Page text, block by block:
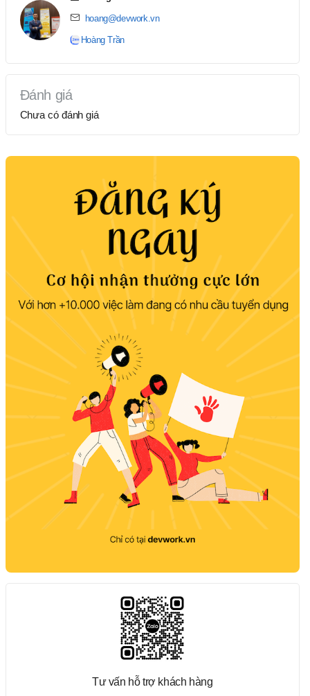
hoang@devwork.vn
Hoàng Trần
Đánh giá
Chưa có đánh giá
Tư vấn hỗ trợ khách hàng